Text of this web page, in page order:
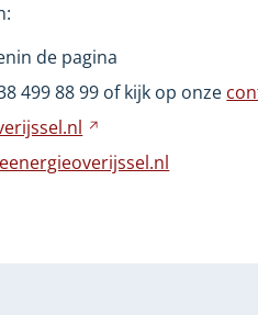
de pagina
4998899 of kijk op onze
naar
een